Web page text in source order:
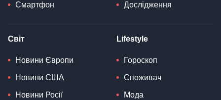
Смартфон Дослідження
Світ
Новини Європи
Новини США
Новини Росії
Lifestyle
Гороскоп
Споживач
Мода